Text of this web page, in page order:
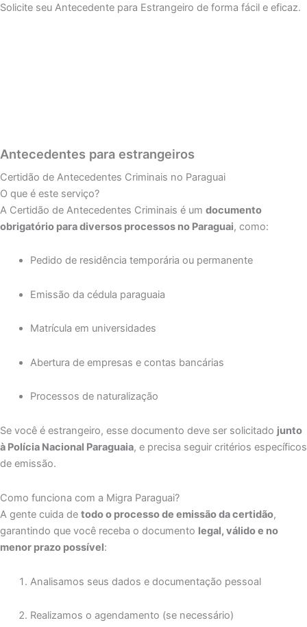
Solicite seu Antecedente para Estrangeiro de forma fácil e eficaz.
Antecedentes para estrangeiros
Certidão de Antecedentes Criminais no Paraguai
O que é este serviço?
A Certidão de Antecedentes Criminais é um documento
obrigatório para diversos processos no Paraguai, como:
Pedido de residência temporária ou permanente
Emissão da cédula paraguaia
Matrícula em universidades
Abertura de empresas e contas bancárias
Processos de naturalização
Se você é estrangeiro, esse documento deve ser solicitado junto
à Polícia Nacional Paraguaia, e precisa seguir critérios específicos
de emissão.
Como funciona com a Migra Paraguai?
A gente cuida de todo o processo de emissão da certidão,
garantindo que você receba o documento legal, válido e no
menor prazo possível:
Analisamos seus dados e documentação pessoal
Realizamos o agendamento (se necessário)